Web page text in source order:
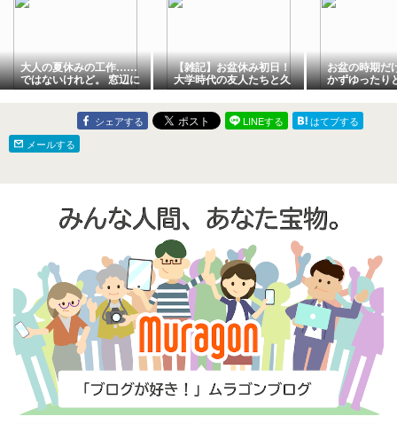
大人の夏休みの工作……
ではないけれど。 窓辺に
小さな水辺をつくりまし
た
【雑記】お盆休み初日！
大学時代の友人たちと久
しぶりに集まって想った
こと。
お盆の時期だ
かずゆったり
シェアする LINEする
はてブする
メールする